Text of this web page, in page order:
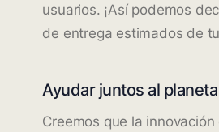
usuarios. ¡Así podemos
de entrega estimados de
Ayudar juntos al planeta
Creemos que la